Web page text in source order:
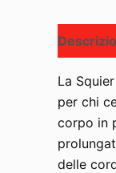
La
per chi
corpo in
delle